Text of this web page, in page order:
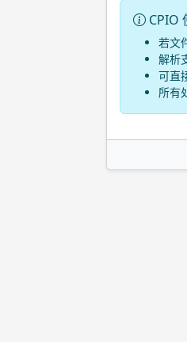
CPIO
若文
解析
可直
所有